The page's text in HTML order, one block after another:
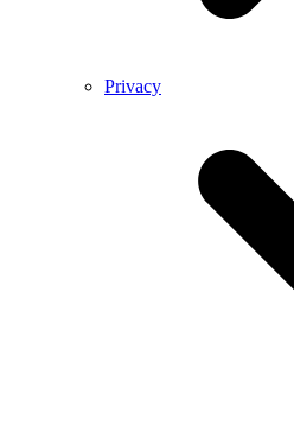
Privacy